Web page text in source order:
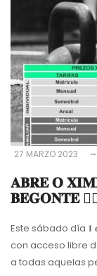
27 MARZO 2023
𝐀𝐁𝐑𝐄 𝐎
𝐁𝐄𝐆𝐎𝐍𝐓𝐄
Este sábado día 𝟏
con acceso libre de
a todas aquelas